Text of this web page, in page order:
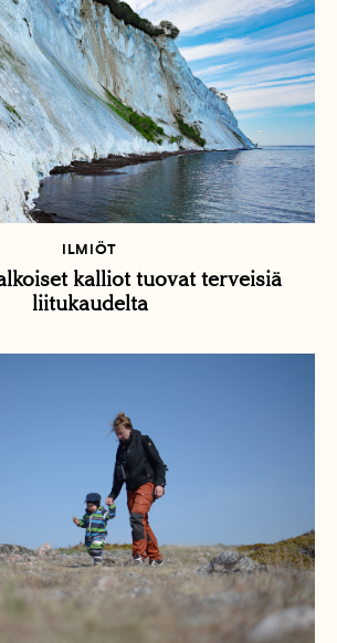
ILMIÖT
kalliot tuovat terveisiä
liitukaudelta